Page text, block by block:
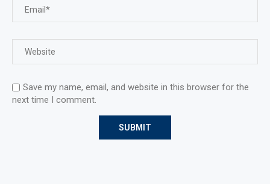
Save my name, email, and website in this browser for the
next time I comment.